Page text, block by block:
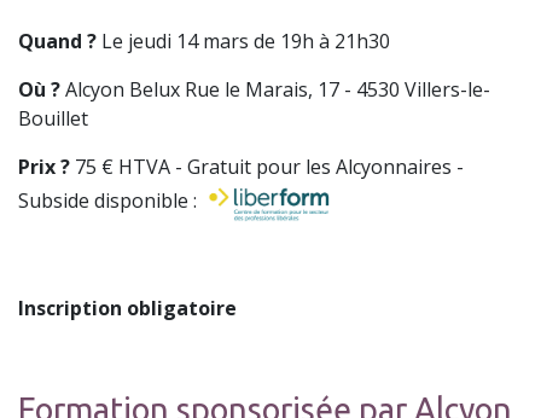
Quand ? Le jeudi 14 mars de 19h à 21h30
Où ?Alcyon Belux Rue le Marais, 17 - 4530 Villers-le-
Bouillet
Prix ? 75 € HTVA - Gratuit pour les Alcyonnaires -
Subside disponible :
Inscription obligatoire
Formation sponsorisée par Alcyon